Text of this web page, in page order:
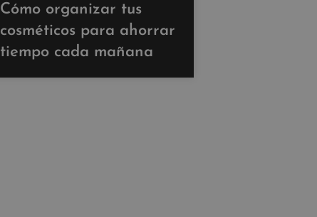
Cómo organizar tus
cosméticos para ahorrar
tiempo cada mañana